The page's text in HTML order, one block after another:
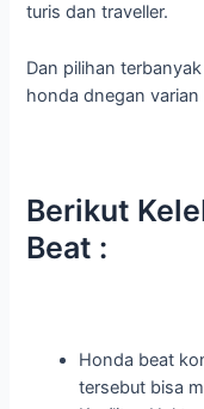
turis dan traveller.
Dan pilihan
honda dnegan varian
Berikut
Beat :
Honda beat
tersebut bisa